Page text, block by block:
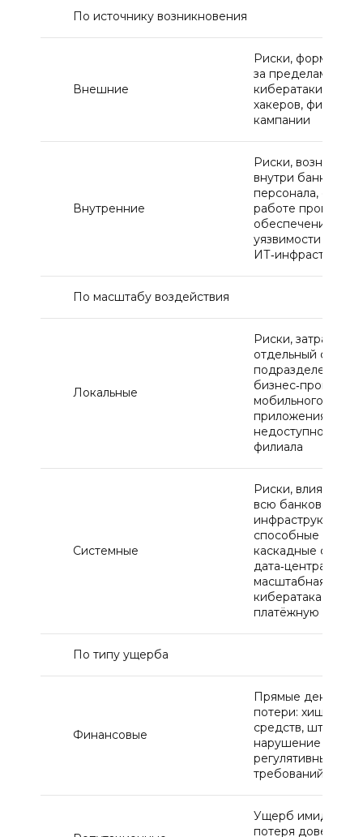
По источнику возникновения
Внешние
Риски,
за пределами
кибератаки,
хакеров,
кампании
Внутренние
Риски,
внутри банка:
персонала, сбои в
работе
обеспечения,
уязвимости
По масштабу воздействия
Локальные
Риски,
отдельный сервис,
подразделение
бизнес‑процесс:
мобильного
приложения,
недоступность
филиала
Системные
Риски, влияющие
всю банковскую
инфраструктуру и
способные
каскадные сбои:
дата‑центра,
масштабная
кибератака на
платёжную
По типу ущерба
Финансовые
Прямые
потери: хищение
средств, штрафы
нарушение
регулятивных
требований
Ущерб имиджу
потеря доверия